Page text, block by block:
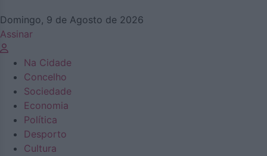
Domingo, 9 de Agosto de 2026
Assinar
Na Cidade
Concelho
Sociedade
Economia
Política
Desporto
Cultura